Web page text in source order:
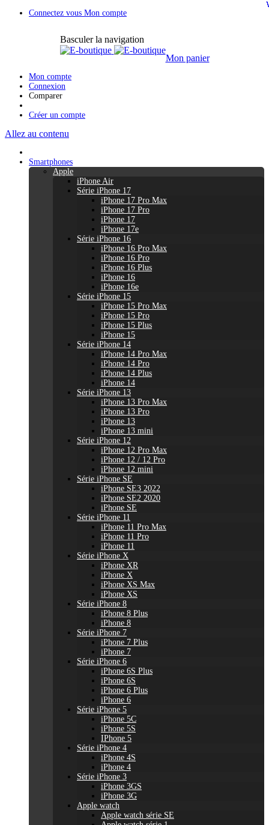
Connectez vous Mon compte
Basculer la navigation
Mon panier
Mon compte
Connexion
Comparer
Créer un compte
Allez au contenu
Smartphones
Apple
iPhone Air
Série iPhone 17
iPhone 17 Pro Max
iPhone 17 Pro
iPhone 17
iPhone 17e
Série iPhone 16
iPhone 16 Pro Max
iPhone 16 Pro
iPhone 16 Plus
iPhone 16
iPhone 16e
Série iPhone 15
iPhone 15 Pro Max
iPhone 15 Pro
iPhone 15 Plus
iPhone 15
Série iPhone 14
iPhone 14 Pro Max
iPhone 14 Pro
iPhone 14 Plus
iPhone 14
Série iPhone 13
iPhone 13 Pro Max
iPhone 13 Pro
iPhone 13
iPhone 13 mini
Série iPhone 12
iPhone 12 Pro Max
iPhone 12 / 12 Pro
iPhone 12 mini
Série iPhone SE
iPhone SE3 2022
iPhone SE2 2020
iPhone SE
Série iPhone 11
iPhone 11 Pro Max
iPhone 11 Pro
iPhone 11
Série iPhone X
iPhone XR
iPhone X
iPhone XS Max
iPhone XS
Série iPhone 8
iPhone 8 Plus
iPhone 8
Série iPhone 7
iPhone 7 Plus
iPhone 7
Série iPhone 6
iPhone 6S Plus
iPhone 6S
iPhone 6 Plus
iPhone 6
Série iPhone 5
iPhone 5C
iPhone 5S
IPhone 5
Série iPhone 4
iPhone 4S
iPhone 4
Série iPhone 3
iPhone 3GS
iPhone 3G
Apple watch
Apple watch série SE